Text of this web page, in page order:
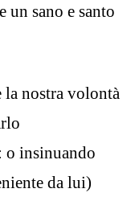
un sano e santo
nostra volontà
o insinuando
da lui)